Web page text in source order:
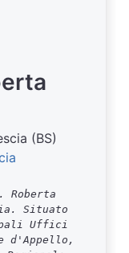
(BS)
Roberta
Situato
Uffici
d'Appello,